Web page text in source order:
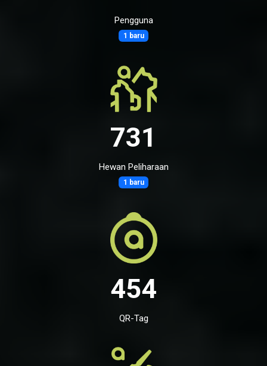
Pengguna
1 baru
731
Hewan Peliharaan
1 baru
454
QR-Tag